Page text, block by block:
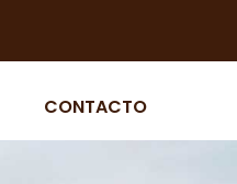
CONTACTO